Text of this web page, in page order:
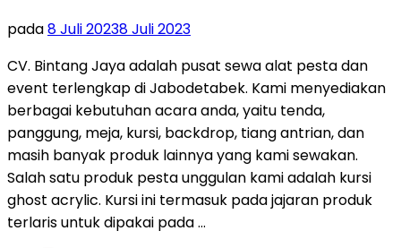
pada8 Juli 20238 Juli 2023
CV. Bintang Jaya adalah pusat sewa alat pesta dan
event terlengkap di Jabodetabek. Kami menyediakan
berbagai kebutuhan acara anda, yaitu tenda,
panggung, meja, kursi, backdrop, tiang antrian, dan
masih banyak produk lainnya yang kami sewakan.
Salah satu produk pesta unggulan kami adalah kursi
ghost acrylic. Kursi ini termasuk pada jajaran produk
terlaris untuk dipakai pada …